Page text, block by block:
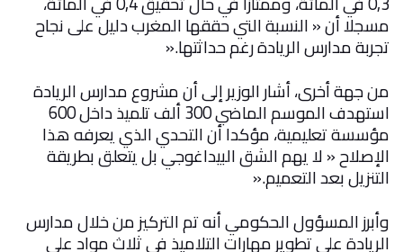
مسجلا أن « النسبة التي حققها المغرب دليل على نجاح
تجربة مدارس الريادة رغم حداثتها».
من جهة أخرى، أشار الوزير إلى أن مشروع مدارس الريادة
استهدف الموسم الماضي 300 ألف تلميذ داخل 600
مؤسسة تعليمية، مؤكدا أن التحدي الذي يعرفه هذا
الإصلاح « لا يهم الشق البيداغوجي بل يتعلق بطريقة
التنزيل بعد التعميم».
وأبرز المسؤول الحكومي أنه تم التركيز من خلال مدارس
الريادة على تطوير مهارات التلاميذ في ثلاث مواد على